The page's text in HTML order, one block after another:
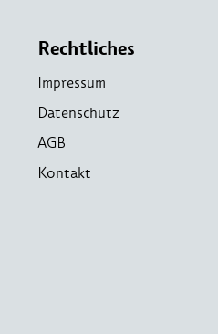
Rechtliches
Impressum
Datenschutz
AGB
Kontakt